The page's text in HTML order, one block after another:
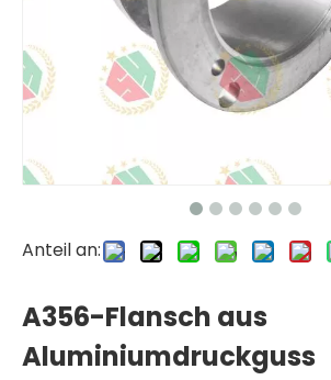
Anteil an:
A356-Flansch aus
Aluminiumdruckguss